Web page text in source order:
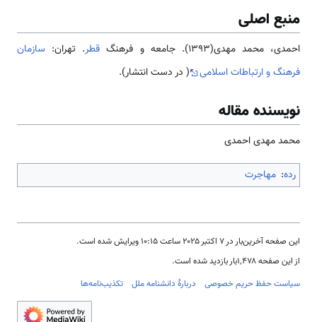
منبع اصلی
احمدی، محمد مهدی(1393). جامعه و فرهنگ قطر. تهران: سازمان
فرهنگ و ارتباطات اسلامی
( در دست انتشار).
نویسنده مقاله
محمد مهدی احمدی
رده: مهاجرت
این صفحه آخرین‌بار در ‏۷ اکتبر ۲۰۲۵ ساعت ‏۱۰:۱۵ ویرایش شده است.
از این صفحه ۱٬۴۷۸بار بازدید شده است.
سیاست حفظ حریم خصوصی
دربارهٔ دانشنامه ملل تکذیب‌نامه‌ها